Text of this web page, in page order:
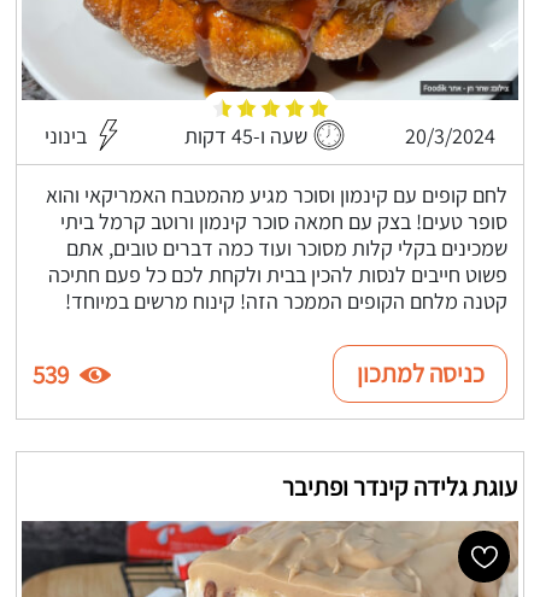
20/3/2024 שעה ו-45 דקות בינוני
לחם קופים עם קינמון וסוכר מגיע מהמטבח האמריקאי והוא
סופר טעים! בצק עם חמאה סוכר קינמון ורוטב קרמל ביתי
שמכינים בקלי קלות מסוכר ועוד כמה דברים טובים, אתם
פשוט חייבים לנסות להכין בבית ולקחת לכם כל פעם חתיכה
קטנה מלחם הקופים הממכר הזה! קינוח מרשים במיוחד!
כניסה למתכון 539
עוגת גלידה קינדר ופתיבר